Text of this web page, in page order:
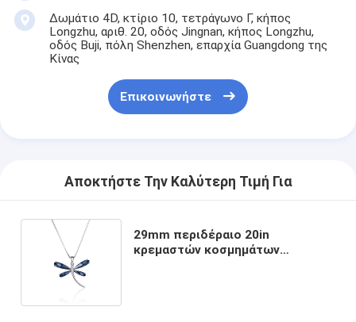
Δωμάτιο 4D, κτίριο 10, τετράγωνο Γ, κήπος
Longzhu, αριθ. 20, οδός Jingnan, κήπος Longzhu,
οδός Buji, πόλη Shenzhen, επαρχία Guangdong της
Κίνας
Επικοινωνήστε
Αποκτήστε Την Καλύτερη Τιμή Για
29mm περιδέραιο 20in
κρεμαστών κοσμημάτων